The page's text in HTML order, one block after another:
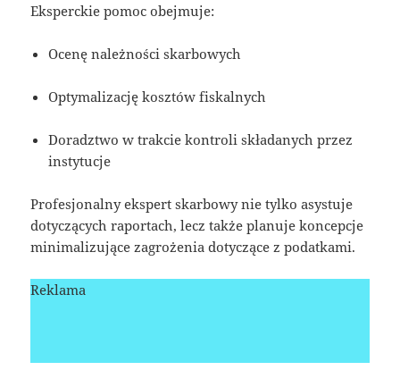
Eksperckie pomoc obejmuje:
Ocenę należności skarbowych
Optymalizację kosztów fiskalnych
Doradztwo w trakcie kontroli składanych przez
instytucje
Profesjonalny ekspert skarbowy nie tylko asystuje
dotyczących raportach, lecz także planuje koncepcje
minimalizujące zagrożenia dotyczące z podatkami.
Reklama